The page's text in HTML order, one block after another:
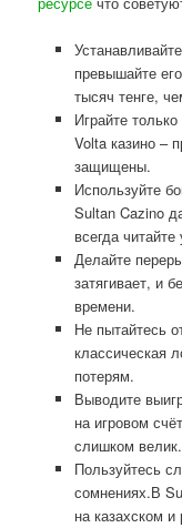
превышайте
тысяч тенге,
Играйте
Volta казино –
защищены.
Используйте
Sultan Cazino
всегда
Делайте
затягивает, и
времени.
Не пытайтесь
классическая
потерям.
Выводите
на игровом
слишком велик.
Пользуйтесь
сомнениях.В
на казахском